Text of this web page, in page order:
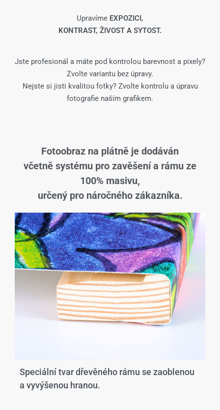
Upravíme EXPOZICI,
KONTRAST, ŽIVOST A SYTOST.
Jste profesionál a máte pod kontrolou barevnost a pixely?
Zvolte variantu bez úpravy.
Nejste si jisti kvalitou fotky? Zvolte kontrolu a úpravu
fotografie naším grafikem.
Fotoobraz na plátně je dodáván
včetně systému pro zavěšení a rámu ze
100% masivu,
určený pro náročného zákazníka.
Speciální tvar dřevěného rámu se zaoblenou
a vyvýšenou hranou.​